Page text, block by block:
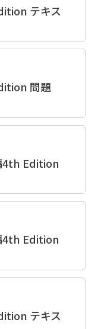
テキス
問題
4th Edition
4th Edition
テキス